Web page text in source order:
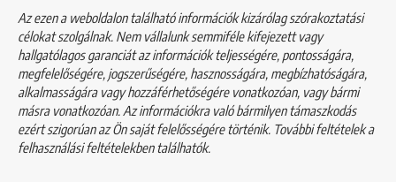
Az ezen a weboldalon található információk kizárólag szórakoztatási
célokat szolgálnak. Nem vállalunk semmiféle kifejezett vagy
hallgatólagos garanciát az információk teljességére, pontosságára,
megfelelőségére, jogszerűségére, hasznosságára, megbízhatóságára,
alkalmasságára vagy hozzáférhetőségére vonatkozóan, vagy bármi
másra vonatkozóan. Az információkra való bármilyen támaszkodás
ezért szigorúan az Ön saját felelősségére történik. További feltételek a
felhasználási feltételekbentalálhatók.